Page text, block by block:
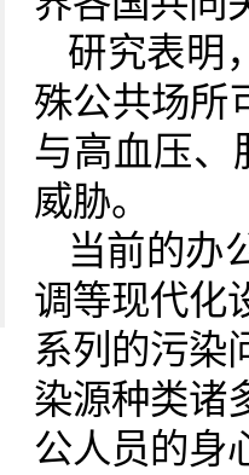
研究表明
殊公共场所
与高血压、
威胁。
当前的办
调等现代化
系列的污染
染源种类诸
公人员的身